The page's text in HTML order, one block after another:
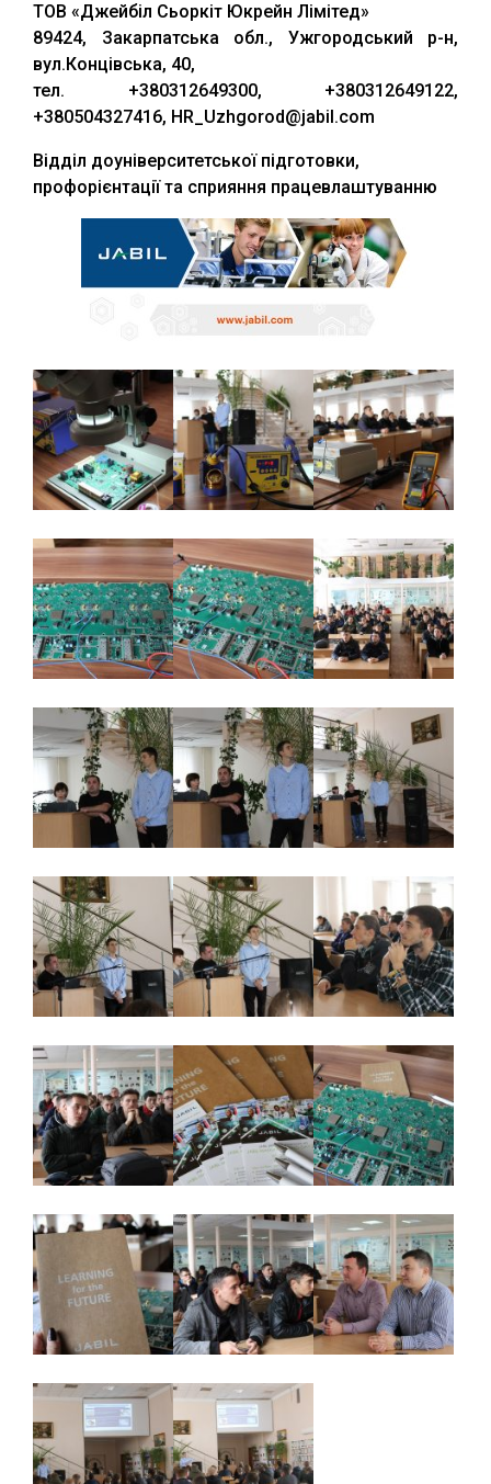
ТОВ «Джейбіл Сьоркіт Юкрейн Лімітед»
89424, Закарпатська обл., Ужгородський р-н,
вул.Концівська, 40,
тел. +380312649300, +380312649122,
+380504327416, HR_Uzhgorod@jabil.com
Відділ доуніверситетської підготовки,
профорієнтації та сприяння працевлаштуванню